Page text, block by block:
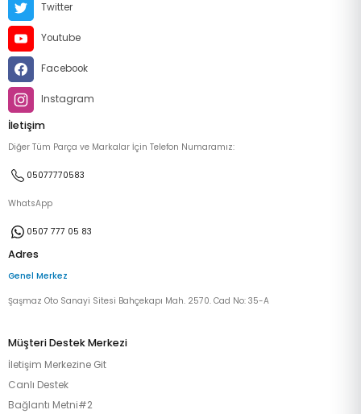
Twitter
Youtube
Facebook
Instagram
İletişim
Diğer Tüm Parça ve Markalar İçin Telefon Numaramız:
05077770583
WhatsApp
0507 777 05 83
Adres
Genel Merkez
Şaşmaz Oto Sanayi Sitesi Bahçekapı Mah. 2570. Cad No: 35-A
Müşteri Destek Merkezi
İletişim Merkezine Git
Canlı Destek
Bağlantı Metni#2